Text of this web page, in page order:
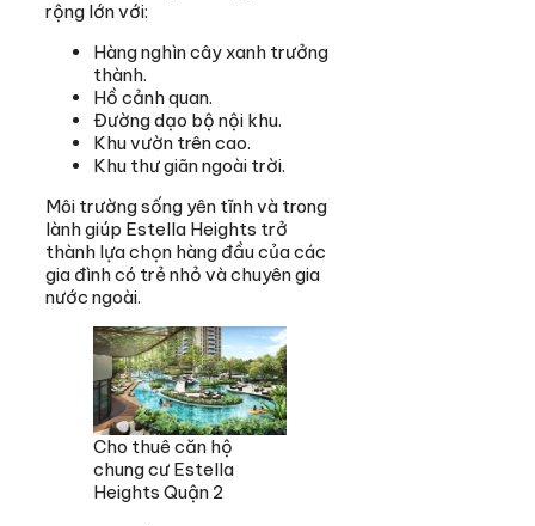
rộng lớn với:
Hàng nghìn cây xanh trưởng
thành.
Hồ cảnh quan.
Đường dạo bộ nội khu.
Khu vườn trên cao.
Khu thư giãn ngoài trời.
Môi trường sống yên tĩnh và trong
lành giúp Estella Heights trở
thành lựa chọn hàng đầu của các
gia đình có trẻ nhỏ và chuyên gia
nước ngoài.
Cho thuê căn hộ
chung cư Estella
Heights Quận 2